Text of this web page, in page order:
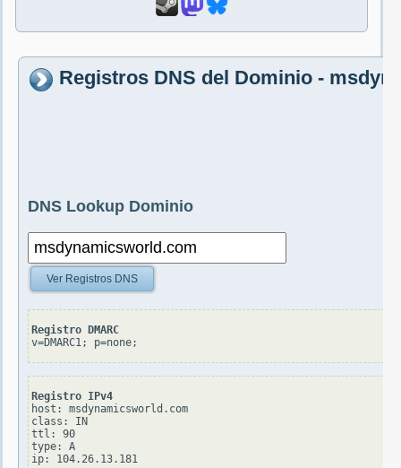
Registros DNS del Dominio -
DNS Lookup Dominio
Ver Registros DNS
Registro DMARC
v=DMARC1; p=none;
Registro IPv4
host: msdynamicsworld.com
class: IN
ttl: 90
type: A